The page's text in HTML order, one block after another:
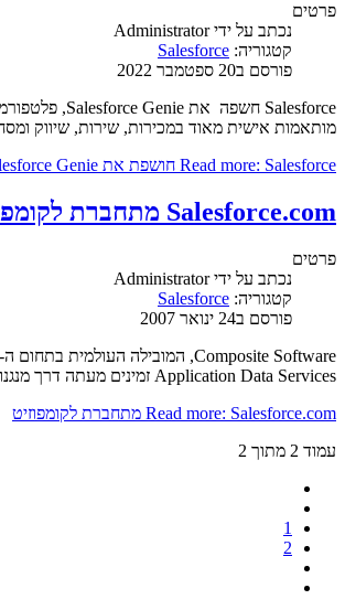
פרטים
נכתב על ידיAdministrator
קטגוריה: Salesforce
פורסם ב20 ספטמבר 2022
מותאמות אישית מאוד במכירות, שירות, שיווק
Read more: Salesforce חושפת את Salesforce Genie, פלטפורמת נתונים בזמן אמת!
Salesforce.com מתחברת לקומפוזיט
פרטים
נכתב על ידיAdministrator
קטגוריה: Salesforce
פורסם ב24 ינואר 2007
Application Data Services זמינים מעתה דרך מנגנון AppExchange של חברת Salesforce.com . בכך ניתנת גישה דו-כיוונית לנתוני CRM של הארגון ויכולת לשלב את נתוני ה- CRM עם נתונים מיישומים ארגוניים אחרים.
Read more: Salesforce.com מתחברת לקומפוזיט
עמוד 2 מתוך 2
1
2